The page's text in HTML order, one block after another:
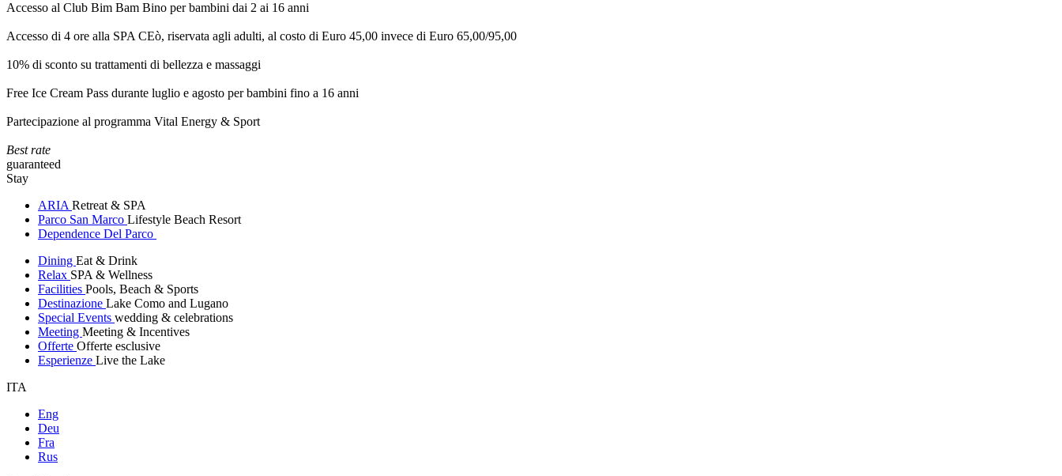
Accesso al Club Bim Bam Bino per bambini dai 2 ai 16 anni
Accesso di 4 ore alla SPA CEò, riservata agli adulti, al costo di Euro 45,00 invece di Euro 65,00/95,00
10% di sconto su trattamenti di bellezza e massaggi
Free Ice Cream Pass durante luglio e agosto per bambini fino a 16 anni
Partecipazione al programma Vital Energy & Sport
Best rate
guaranteed
Stay
ARIA Retreat & SPA
Parco San Marco Lifestyle Beach Resort
Dependence Del Parco
Dining Eat & Drink
Relax SPA & Wellness
Facilities Pools, Beach & Sports
Destinazione Lake Como and Lugano
Special Events wedding & celebrations
Meeting Meeting & Incentives
Offerte Offerte esclusive
Esperienze Live the Lake
ITA
Eng
Deu
Fra
Rus